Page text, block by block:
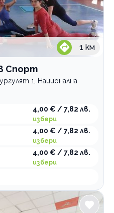
1 км
Спорт
1, Национална
4,00 € / 7,82 лв.
избери
4,00 € / 7,82 лв.
избери
4,00 € / 7,82 лв.
избери